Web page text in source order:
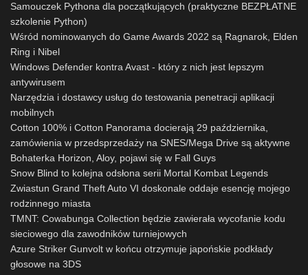
Samouczek Pythona dla początkujących (praktyczne BEZPŁATNE
szkolenie Python)
Wśród nominowanych do Game Awards 2022 są Ragnarok, Elden
Ring i Nibel
Windows Defender kontra Avast - który z nich jest lepszym
antywirusem
Narzędzia i dostawcy usług do testowania penetracji aplikacji
mobilnych
Cotton 100% i Cotton Panorama docierają 29 października,
zamówienia w przedsprzedaży na SNES/Mega Drive są aktywne
Bohaterka Horizon, Aloy, pojawi się w Fall Guys
Snow Blind to kolejna odsłona serii Mortal Kombat Legends
Zwiastun Grand Theft Auto VI doskonale oddaje esencję mojego
rodzinnego miasta
TMNT: Cowabunga Collection będzie zawierała wycofanie kodu
sieciowego dla zawodników turniejowych
Azure Striker Gunvolt w końcu otrzymuje japońskie podkłady
głosowe na 3DS